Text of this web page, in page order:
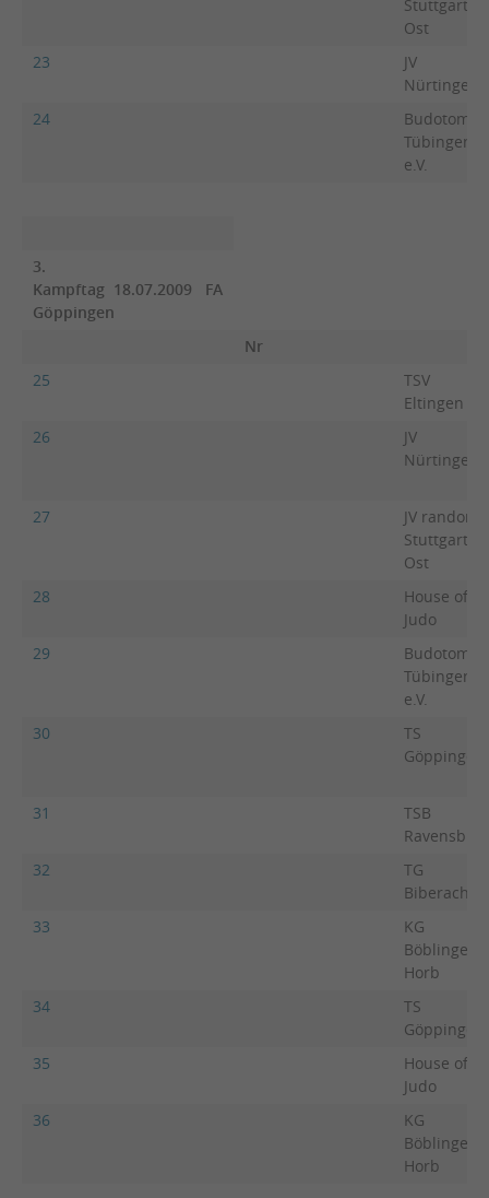
Stuttgart-
Ost
23
JV
Nürtingen
24
Budotomo
Tübingen
e.V.
3.
Kampftag 18.07.2009 FA
Göppingen
Nr
25
TSV
Eltingen
26
JV
Nürtingen
27
JV randori
Stuttgart-
Ost
28
House of
Judo
29
Budotomo
Tübingen
e.V.
30
TS
Göppingen
31
TSB
32
TG
Biberach
33
KG
Böblingen-
Horb
34
TS
Göppingen
35
House of
Judo
36
KG
Böblingen-
Horb